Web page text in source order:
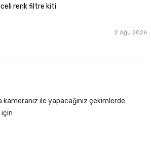
renk filtre kiti
2 Ağu 2026
ile yapacağınız çekimlerde
için